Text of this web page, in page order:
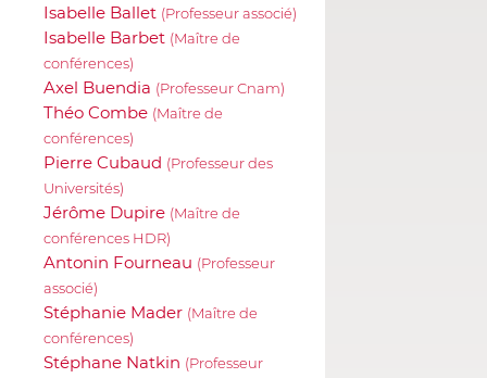
Isabelle Ballet (Professeur associé)
Isabelle Barbet (Maître de
conférences)
Axel Buendia (Professeur Cnam)
Théo Combe (Maître de
conférences)
Pierre Cubaud (Professeur des
Universités)
Jérôme Dupire (Maître de
conférences HDR)
Antonin Fourneau (Professeur
associé)
Stéphanie Mader (Maître de
conférences)
Stéphane Natkin (Professeur